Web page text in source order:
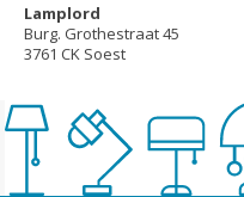
Lamplord
Burg. Grothestraat 45
3761 CK Soest